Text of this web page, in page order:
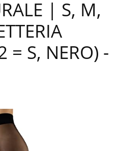
| S, M,
= S, NERO) -